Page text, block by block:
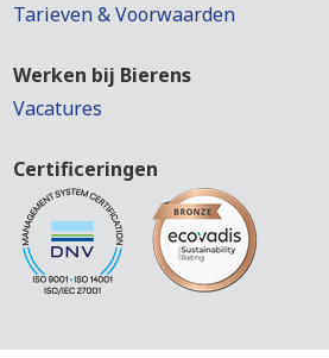
Tarieven & Voorwaarden
Werken bij Bierens
Vacatures
Certificeringen